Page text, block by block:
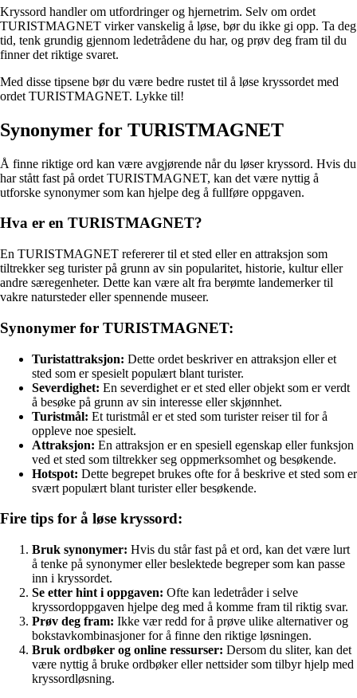
Kryssord handler om utfordringer og hjernetrim. Selv om ordet
TURISTMAGNET virker vanskelig å løse, bør du ikke gi opp. Ta deg
tid, tenk grundig gjennom ledetrådene du har, og prøv deg fram til du
finner det riktige svaret.
Med disse tipsene bør du være bedre rustet til å løse kryssordet med
ordet TURISTMAGNET. Lykke til!
Synonymer for TURISTMAGNET
Å finne riktige ord kan være avgjørende når du løser kryssord. Hvis du
har stått fast på ordet TURISTMAGNET, kan det være nyttig å
utforske synonymer som kan hjelpe deg å fullføre oppgaven.
Hva er en TURISTMAGNET?
En TURISTMAGNET refererer til et sted eller en attraksjon som
tiltrekker seg turister på grunn av sin popularitet, historie, kultur eller
andre særegenheter. Dette kan være alt fra berømte landemerker til
vakre natursteder eller spennende museer.
Synonymer for TURISTMAGNET:
Turistattraksjon: Dette ordet beskriver en attraksjon eller et
sted som er spesielt populært blant turister.
Severdighet: En severdighet er et sted eller objekt som er verdt
å besøke på grunn av sin interesse eller skjønnhet.
Turistmål: Et turistmål er et sted som turister reiser til for å
oppleve noe spesielt.
Attraksjon: En attraksjon er en spesiell egenskap eller funksjon
ved et sted som tiltrekker seg oppmerksomhet og besøkende.
Hotspot: Dette begrepet brukes ofte for å beskrive et sted som er
svært populært blant turister eller besøkende.
Fire tips for å løse kryssord:
Bruk synonymer: Hvis du står fast på et ord, kan det være lurt
å tenke på synonymer eller beslektede begreper som kan passe
inn i kryssordet.
Se etter hint i oppgaven: Ofte kan ledetråder i selve
kryssordoppgaven hjelpe deg med å komme fram til riktig svar.
Prøv deg fram: Ikke vær redd for å prøve ulike alternativer og
bokstavkombinasjoner for å finne den riktige løsningen.
Bruk ordbøker og online ressurser: Dersom du sliter, kan det
være nyttig å bruke ordbøker eller nettsider som tilbyr hjelp med
kryssordløsning.